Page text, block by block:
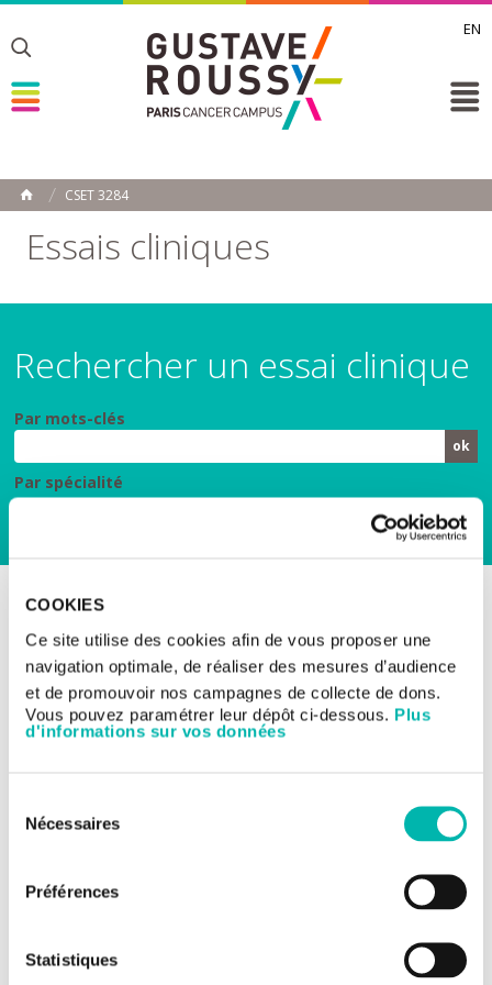
COOKIES
Ce site utilise des cookies afin de vous proposer une
navigation optimale, de réaliser des mesures d’audience
et de promouvoir nos campagnes de collecte de dons.
Vous pouvez paramétrer leur dépôt ci-dessous. Plus
d'informations sur vos données
Nécessaires
Préférences
Statistiques
EN
Toggle
Toggle
ACCUEIL
CSET 3284
Essais cliniques
Rechercher un essai clinique
Par mots-clés
Par spécialité
Les essais cliniques
Cancers de la thyroïde et autres
tumeurs neuro-endocrines
Étude évaluant l’efficacité
et la tolérance d’une
chirurgie et/ou
radiochimiothérapie chez
des patients atteints de
carcinomes